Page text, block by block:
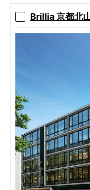
Brillia 京都北